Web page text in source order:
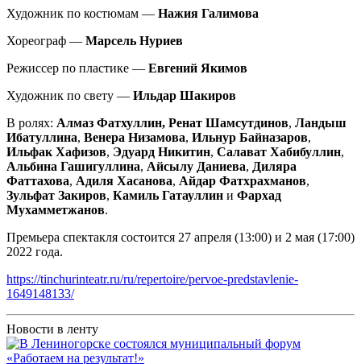
Художник по костюмам — Нажия Галимова
Хореограф — Марсель Нуриев
Режиссер по пластике — Евгений Якимов
Художник по свету — Ильдар Шакиров
В ролях: Алмаз Фатхуллин, Ренат Шамсутдинов, Ландыш
Ибатуллина, Венера Низамова, Ильнур Байназаров,
Ильфак Хафизов, Эдуард Никитин, Салават Хабибуллин,
Альбина Гашигуллина, Айсылу Даниева, Диляра
Фаттахова, Адиля Хасанова, Айдар Фатхрахманов,
Зульфат Закиров, Камиль Гатауллин и Фархад
Мухамметжанов.
Премьера спектакля состоится 27 апреля (13:00) и 2 мая (17:00)
2022 года.
https://tinchurinteatr.ru/ru/repertoire/pervoe-predstavlenie-
1649148133/
Новости в ленту